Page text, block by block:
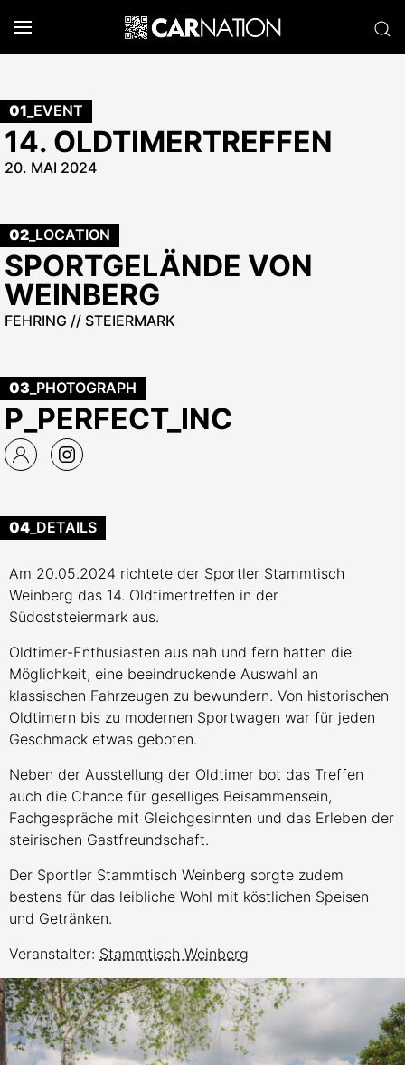
01 _EVENT
14. OLDTIMERTREFFEN
20. MAI 2024
02 _LOCATION
SPORTGELÄNDE VON
WEINBERG
FEHRING // STEIERMARK
03 _PHOTOGRAPH
P_PERFECT_INC
04 _DETAILS
Am 20.05.2024 richtete der Sportler Stammtisch
Weinberg das 14. Oldtimertreffen in der
Südoststeiermark aus.
Oldtimer-Enthusiasten aus nah und fern hatten die
Möglichkeit, eine beeindruckende Auswahl an
klassischen Fahrzeugen zu bewundern. Von historischen
Oldtimern bis zu modernen Sportwagen war für jeden
Geschmack etwas geboten.
Neben der Ausstellung der Oldtimer bot das Treffen
auch die Chance für geselliges Beisammensein,
Fachgespräche mit Gleichgesinnten und das Erleben der
steirischen Gastfreundschaft.
Der Sportler Stammtisch Weinberg sorgte zudem
bestens für das leibliche Wohl mit köstlichen Speisen
und Getränken.
Veranstalter: Stammtisch Weinberg